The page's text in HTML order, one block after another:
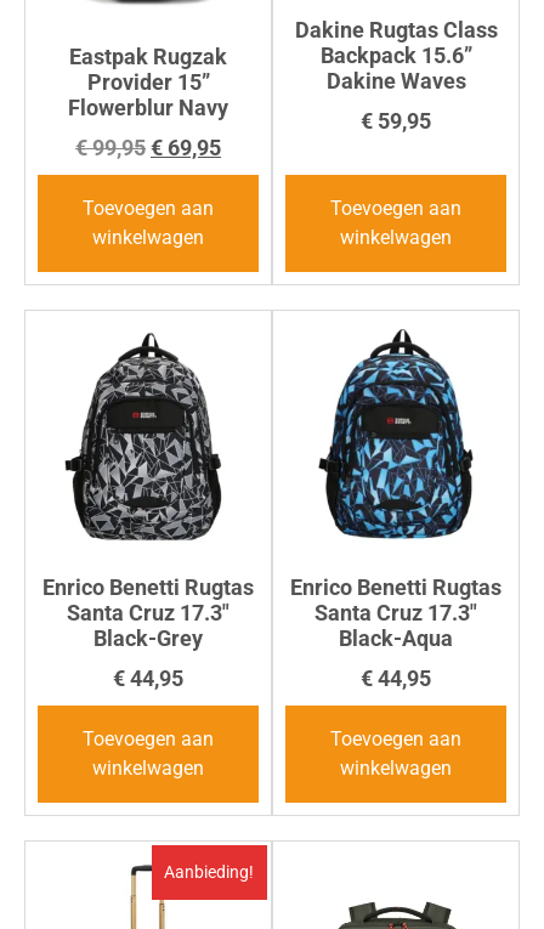
Eastpak Rugzak
Provider 15”
Flowerblur Navy
€99,95€ 69,95
Toevoegen aan
winkelwagen
Dakine Rugtas Class
Backpack 15.6”
Dakine Waves
€ 59,95
Toevoegen aan
winkelwagen
Enrico Benetti Rugtas
Santa Cruz 17.3″
Black-Grey
€44,95
Toevoegen aan
winkelwagen
Enrico Benetti Rugtas
Santa Cruz 17.3″
Black-Aqua
€44,95
Toevoegen aan
winkelwagen
Aanbieding!